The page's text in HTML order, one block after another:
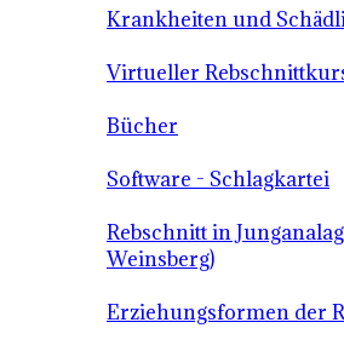
Krankheiten und
Virtueller
Bücher
Software - Schlagkartei
Rebschnitt in
Weinsberg)
Erziehungsformen der